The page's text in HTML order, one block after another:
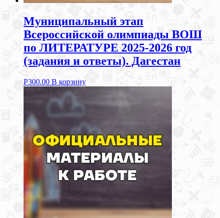
Муниципальный этап
Всероссийской олимпиады ВОШ
по ЛИТЕРАТУРЕ 2025-2026 год
(задания и ответы). Дагестан
Р300.00 В корзину